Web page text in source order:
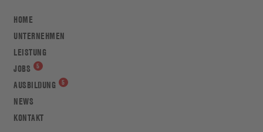
HOME
UNTERNEHMEN
LEISTUNG
JOBS
AUSBILDUNG
NEWS
KONTAKT